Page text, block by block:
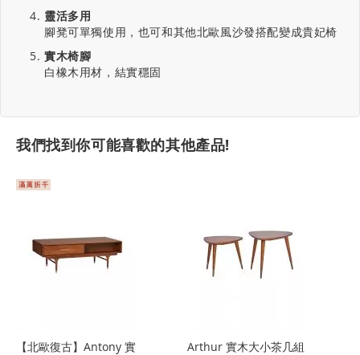
靈活多用
腳凳可單獨使用，也可和其他北歐風沙發搭配變成貴妃椅
實木椅腳
白橡木用材，結實穩固
我們找到你可能喜歡的其他產品!
【北歐復古】Antony 實
Arthur 實木大小茶几組